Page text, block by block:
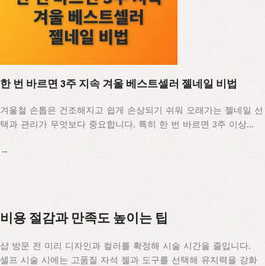
한 번 바르면 3주 지속 겨울 베스트셀러 젤네일 비법
겨울철 손톱은 건조해지고 쉽게 손상되기 쉬워 오래가는 젤네일 선
택과 관리가 무엇보다 중요합니다. 특히 한 번 바르면 3주 이상…
→
비용 절감과 만족도 높이는 팁
샵 방문 전 미리 디자인과 컬러를 확정해 시술 시간을 줄입니다.
셀프 시술 시에는 고품질 자석 젤과 도구를 선택해 유지력을 강화